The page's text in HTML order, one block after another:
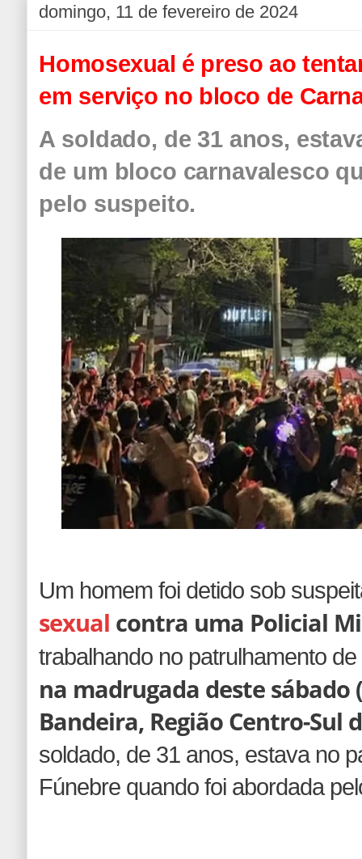
domingo, 11 de fevereiro de 2024
Homosexual é preso ao
em serviço no bloco de
A soldado, de 31 anos,
de um bloco carnavalesco
pelo suspeito.
Um homem foi detido sob
sexual contra uma Policial
trabalhando no patrulhamento
na madrugada deste sábado
Bandeira, Região Centro-Sul
soldado, de 31 anos, estava no
Fúnebre quando foi abordada